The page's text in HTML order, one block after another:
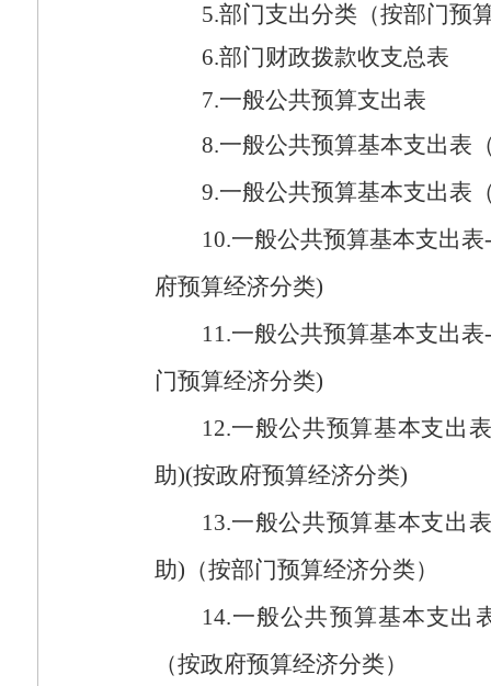
5.部门支出分类（按部门预
6.部门财政拨款收支总表
7.一般公共预算支出表
8.一般公共预算基本支出表
9.一般公共预算基本支出表
10.一般公共预算基本支出表
府预算经济分类)
11.一般公共预算基本支出表
门预算经济分类)
12.一般公共预算基本支出
助)(按政府预算经济分类)
13.一般公共预算基本支出
助) （按部门预算经济分类）
14.一般公共预算基本支出
（按政府预算经济分类）